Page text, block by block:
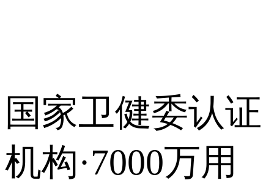
国家卫健委认证
机构·7000万用